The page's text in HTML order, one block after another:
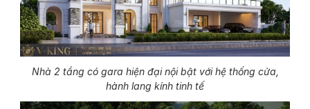
Nhà 2 tầng có gara hiện đại nội bật với hệ thống cửa,
hành lang kính tinh tế